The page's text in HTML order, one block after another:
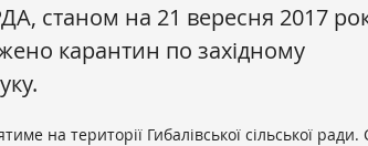
станом на 21 вересня 2017
карантин по західному
на території Гибалівської сільської ради.